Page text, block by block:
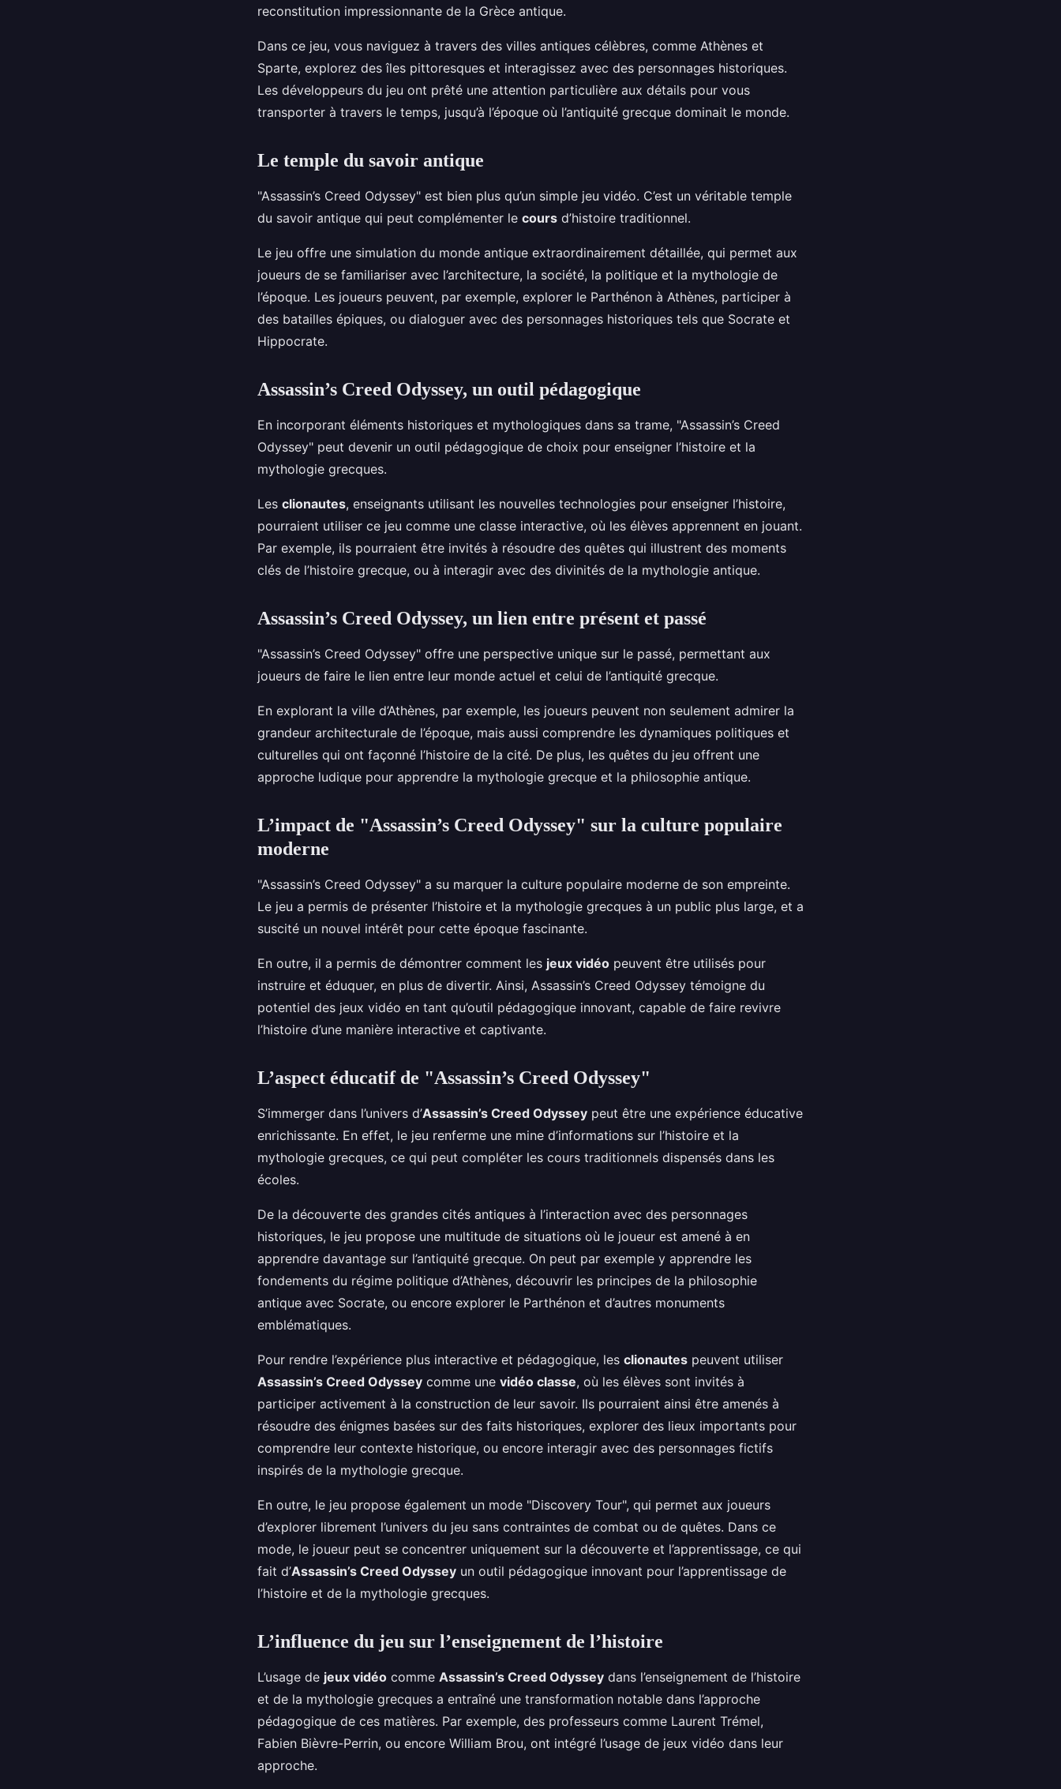
reconstitution impressionnante de la Grèce antique.
Dans ce jeu, vous naviguez à travers des villes antiques célèbres, comme Athènes et
Sparte, explorez des îles pittoresques et interagissez avec des personnages historiques.
Les développeurs du jeu ont prêté une attention particulière aux détails pour vous
transporter à travers le temps, jusqu’à l’époque où l’antiquité grecque dominait le monde.
Le temple du savoir antique
"Assassin’s Creed Odyssey" est bien plus qu’un simple jeu vidéo. C’est un véritable temple
du savoir antique qui peut complémenter le cours d’histoire traditionnel.
Le jeu offre une simulation du monde antique extraordinairement détaillée, qui permet aux
joueurs de se familiariser avec l’architecture, la société, la politique et la mythologie de
l’époque. Les joueurs peuvent, par exemple, explorer le Parthénon à Athènes, participer à
des batailles épiques, ou dialoguer avec des personnages historiques tels que Socrate et
Hippocrate.
Assassin’s Creed Odyssey, un outil pédagogique
En incorporant éléments historiques et mythologiques dans sa trame, "Assassin’s Creed
Odyssey" peut devenir un outil pédagogique de choix pour enseigner l’histoire et la
mythologie grecques.
Les clionautes, enseignants utilisant les nouvelles technologies pour enseigner l’histoire,
pourraient utiliser ce jeu comme une classe interactive, où les élèves apprennent en jouant.
Par exemple, ils pourraient être invités à résoudre des quêtes qui illustrent des moments
clés de l’histoire grecque, ou à interagir avec des divinités de la mythologie antique.
Assassin’s Creed Odyssey, un lien entre présent et passé
"Assassin’s Creed Odyssey" offre une perspective unique sur le passé, permettant aux
joueurs de faire le lien entre leur monde actuel et celui de l’antiquité grecque.
En explorant la ville d’Athènes, par exemple, les joueurs peuvent non seulement admirer la
grandeur architecturale de l’époque, mais aussi comprendre les dynamiques politiques et
culturelles qui ont façonné l’histoire de la cité. De plus, les quêtes du jeu offrent une
approche ludique pour apprendre la mythologie grecque et la philosophie antique.
L’impact de "Assassin’s Creed Odyssey" sur la culture populaire
moderne
"Assassin’s Creed Odyssey" a su marquer la culture populaire moderne de son empreinte.
Le jeu a permis de présenter l’histoire et la mythologie grecques à un public plus large, et a
suscité un nouvel intérêt pour cette époque fascinante.
En outre, il a permis de démontrer comment les jeux vidéo peuvent être utilisés pour
instruire et éduquer, en plus de divertir. Ainsi, Assassin’s Creed Odyssey témoigne du
potentiel des jeux vidéo en tant qu’outil pédagogique innovant, capable de faire revivre
l’histoire d’une manière interactive et captivante.
L’aspect éducatif de "Assassin’s Creed Odyssey"
S’immerger dans l’univers d’Assassin’s Creed Odyssey peut être une expérience éducative
enrichissante. En effet, le jeu renferme une mine d’informations sur l’histoire et la
mythologie grecques, ce qui peut compléter les cours traditionnels dispensés dans les
écoles.
De la découverte des grandes cités antiques à l’interaction avec des personnages
historiques, le jeu propose une multitude de situations où le joueur est amené à en
apprendre davantage sur l’antiquité grecque. On peut par exemple y apprendre les
fondements du régime politique d’Athènes, découvrir les principes de la philosophie
antique avec Socrate, ou encore explorer le Parthénon et d’autres monuments
emblématiques.
Pour rendre l’expérience plus interactive et pédagogique, les clionautes peuvent utiliser
Assassin’s Creed Odyssey comme une vidéo classe, où les élèves sont invités à
participer activement à la construction de leur savoir. Ils pourraient ainsi être amenés à
résoudre des énigmes basées sur des faits historiques, explorer des lieux importants pour
comprendre leur contexte historique, ou encore interagir avec des personnages fictifs
inspirés de la mythologie grecque.
En outre, le jeu propose également un mode "Discovery Tour", qui permet aux joueurs
d’explorer librement l’univers du jeu sans contraintes de combat ou de quêtes. Dans ce
mode, le joueur peut se concentrer uniquement sur la découverte et l’apprentissage, ce qui
fait d’Assassin’s Creed Odyssey un outil pédagogique innovant pour l’apprentissage de
l’histoire et de la mythologie grecques.
L’influence du jeu sur l’enseignement de l’histoire
L’usage de jeux vidéo comme Assassin’s Creed Odyssey dans l’enseignement de l’histoire
et de la mythologie grecques a entraîné une transformation notable dans l’approche
pédagogique de ces matières. Par exemple, des professeurs comme Laurent Trémel,
Fabien Bièvre-Perrin, ou encore William Brou, ont intégré l’usage de jeux vidéo dans leur
approche.